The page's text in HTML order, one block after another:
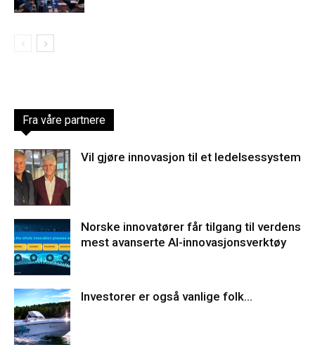
Fra våre partnere
Vil gjøre innovasjon til et ledelsessystem
Norske innovatører får tilgang til verdens
mest avanserte AI-innovasjonsverktøy
Investorer er også vanlige folk…